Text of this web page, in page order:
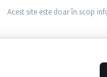
Acest site este doar în scop